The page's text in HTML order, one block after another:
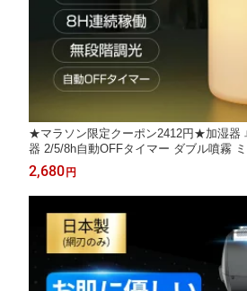
★マラソン限定クーポン2412円★加湿器
器 2/5/8h自動OFFタイマー ダブル噴霧
マイナスイオン 次亜塩素酸水対応 コー
空焚き防止 充電式 8h連続加湿 静音 ナイ
加湿器
2,680円